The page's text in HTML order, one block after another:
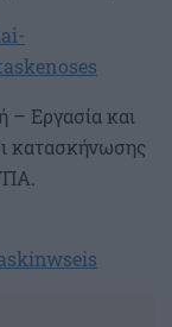
– Εργασία και
κατασκήνωσης